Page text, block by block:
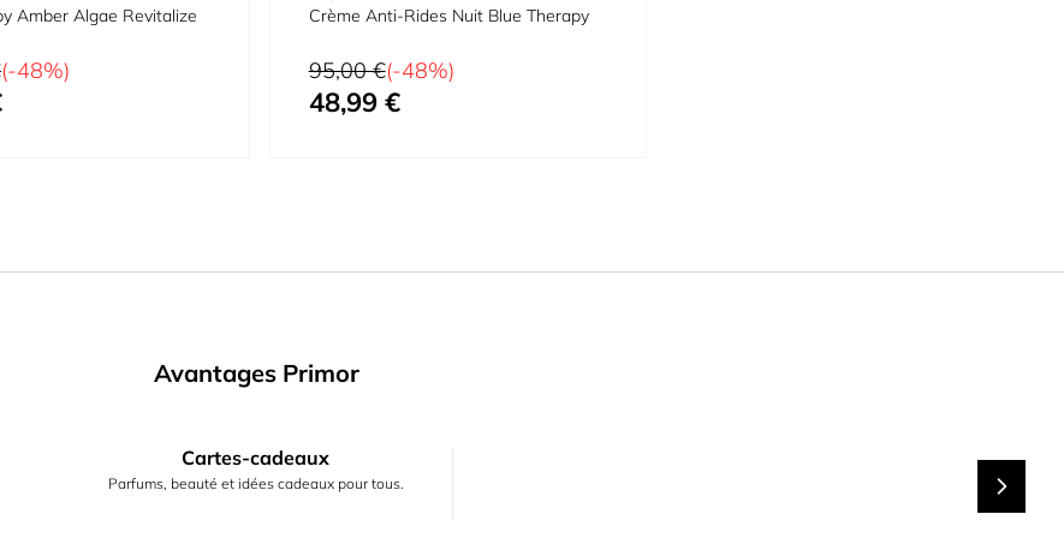
Amber Algae Revitalize
(-48%)
Crème Anti-Rides Nuit Blue Therapy
Prix normal
95,00 €(-48%)
Prix spécial
48,99 €
Avantages Primor
Cartes-cadeaux
Parfums, beauté et idées cadeaux pour tous.